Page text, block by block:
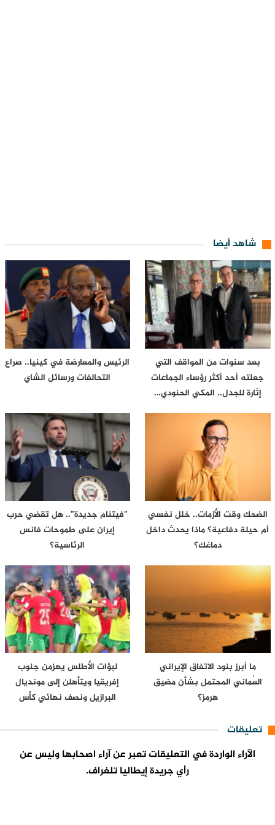
شاهد أيضا
بعد سنوات من المواقف التي
جعلته أحد أكثر رؤساء الجماعات
إثارة للجدل.. المكي الحنودي…
الرئيس والمعارضة في كينيا.. صراع
التحالفات ورسائل الشاي
الضحك وقت الأزمات.. خلل نفسي
أم حيلة دفاعية؟ ماذا يحدث داخل
دماغك؟
“فيتنام جديدة”.. هل تقضي حرب
إيران على طموحات فانس
الرئاسية؟
ما أبرز بنود الاتفاق الإيراني
العُماني المحتمل بشأن مضيق
هرمز؟
لبؤات الأطلس يهزمن جنوب
إفريقيا ويتأهلن إلى مونديال
البرازيل ونصف نهائي كأس
تعليقات
الآراء الواردة في التعليقات تعبر عن آراء اصحابها وليس عن
رأي جريدة إيطاليا تلغراف.